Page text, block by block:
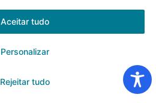
Personalizar
Rejeitar tudo
Aceitar tudo